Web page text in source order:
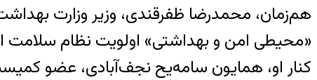
هم‌زمان، محمدرضا ظفرقندی، وزیر وزارت
«محیطی امن و بهداشتی» اولویت نظام
کنار او، همایون سامه‌یح نجف‌آبادی، عضو